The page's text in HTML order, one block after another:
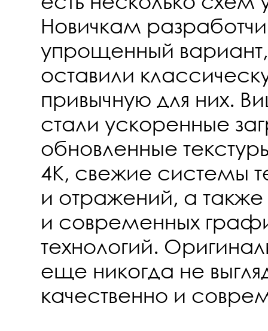
Новичкам
упрощенный
оставили
привычную для них.
стали ускоренные
обновленные
4K, свежие системы
и отражений, а
и современных
технологий.
еще никогда не
качественно и